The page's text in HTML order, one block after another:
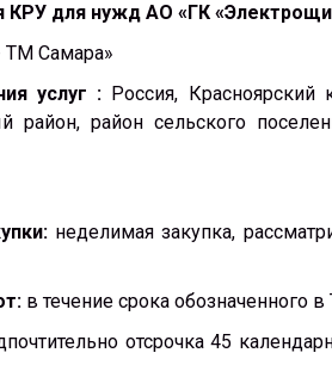
КРУ для нужд АО «ГК
ТМ Самара»
услуг : Россия, Красноярский
район, район сельского
неделимая закупка,
в течение срока обозначенного в
отсрочка 45